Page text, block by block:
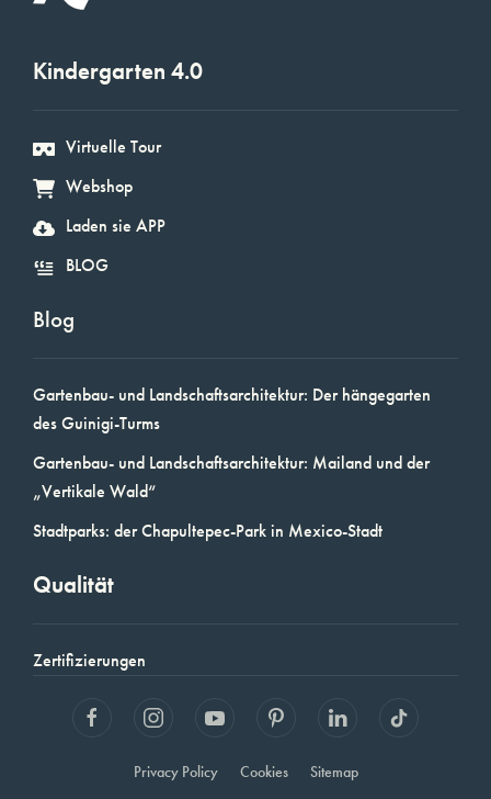
Kindergarten 4.0
Virtuelle Tour
Webshop
Laden sie APP
BLOG
Blog
Gartenbau- und Landschaftsarchitektur: Der hängegarten
des Guinigi-Turms
Gartenbau- und Landschaftsarchitektur: Mailand und der
„Vertikale Wald“
Stadtparks: der Chapultepec-Park in Mexico-Stadt
Qualität
Zertifizierungen
Privacy Policy Cookies Sitemap